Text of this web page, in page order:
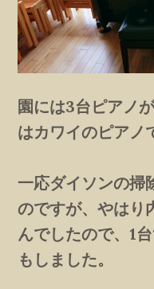
園には3台ピアノ
はカワイのピアノ
一応ダイソンの掃
のですが、やはり
んでしたので、1
もしました。